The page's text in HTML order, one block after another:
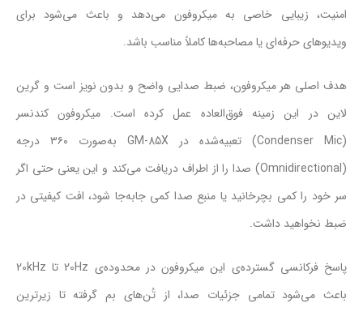
امنیت، زیبایی خاصی به میکروفون می‌دهد و باعث می‌شود برای
ویدیوهای حرفه‌ای یا مصاحبه‌ها کاملاً مناسب باشد.
هدف اصلی هر میکروفون، ضبط صدایی واضح و بدون نویز است و گرین
لاین در این زمینه فوق‌العاده عمل کرده است. میکروفون کندنسر
(Condenser Mic) تعبیه‌شده در GM-85X به‌صورت ۳۶۰ درجه
(Omnidirectional) صدا را از اطراف دریافت می‌کند و این یعنی حتی اگر
سر خود را کمی بچرخانید یا منبع صدا کمی جابه‌جا شود، افت کیفیتی در
ضبط نخواهید داشت.
پاسخ فرکانسی گسترده‌ی این میکروفون در محدوده‌ی 20Hz تا 20kHz
باعث می‌شود تمامی جزئیات صدا، از تُن‌های بم گرفته تا زیرترین